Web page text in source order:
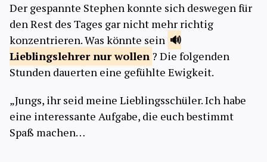
Der gespannte Stephen konnte sich deswegen für
den Rest des Tages gar nicht mehr richtig
konzentrieren. Was könnte sein
Lieblingslehrer nurwollen ? Die folgenden
Stunden dauerten eine gefühlte Ewigkeit.
„Jungs, ihr seid meine Lieblingsschüler. Ich habe
eine interessante Aufgabe, die euch bestimmt
Spaß machen…